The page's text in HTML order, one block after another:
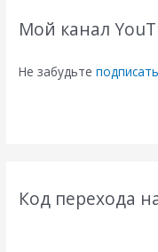
:Мой канал
Не забудьте
Код перехода